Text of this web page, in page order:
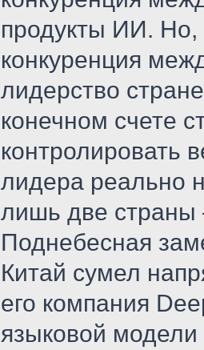
продукты ИИ. Но,
конкуренция
лидерство
конечном счете
контролировать
лидера реально
лишь две
Поднебесная
Китай сумел
его компания
языковой